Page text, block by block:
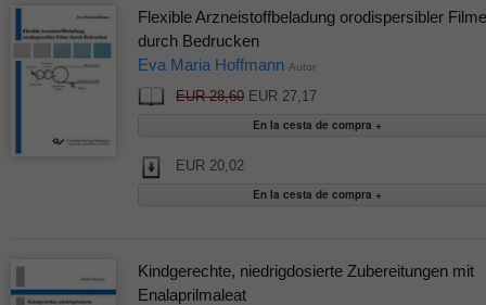
Flexible Arzneistoffbeladung orodispersibler Filme
durch Bedrucken
Eva Maria Hoffmann Autor
EUR 28,60EUR 27,17
EUR 20,02
Kindgerechte, niedrigdosierte Zubereitungen mit
Enalaprilmaleat